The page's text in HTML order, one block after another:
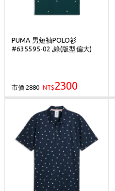
PUMA 男短袖POLO衫
#635595-02 ,綠(版型偏大)
市價 2880 NT$ 2300